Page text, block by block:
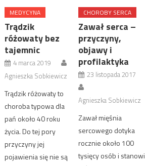
MEDYCYNA
Trądzik
różowaty bez
tajemnic
4 marca 2019
Agnieszka Sobkiewicz
Trądzik różowaty to
choroba typowa dla
pań około 40 roku
życia. Do tej pory
przyczyny jej
pojawienia się nie są
CHOROBY SERCA
Zawał serca –
przyczyny,
objawy i
profilaktyka
23 listopada 2017
Agnieszka Sobkiewicz
Zawał mięśnia
sercowego dotyka
rocznie około 100
tysięcy osób i stanowi